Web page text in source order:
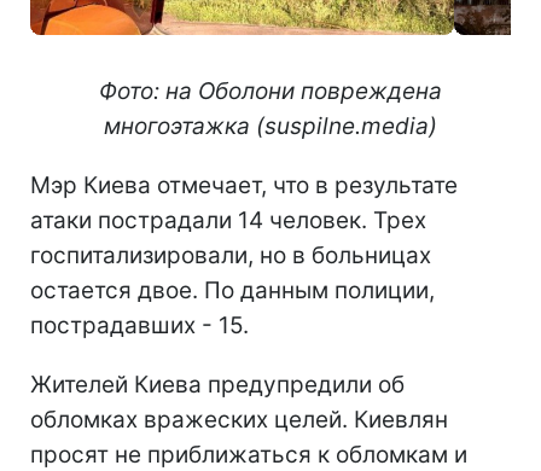
Фото: на Оболони повреждена
многоэтажка (suspilne.media)
Мэр Киева отмечает, что в результате
атаки пострадали 14 человек. Трех
госпитализировали, но в больницах
остается двое. По данным полиции,
пострадавших - 15.
Жителей Киева предупредили об
обломках вражеских целей. Киевлян
просят не приближаться к обломкам и